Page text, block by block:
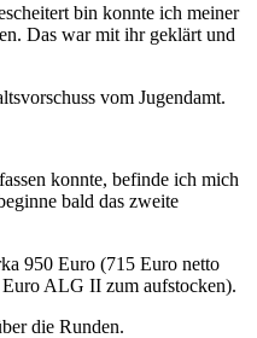
bin konnte ich meiner
Das war mit ihr geklärt und
vom Jugendamt.
konnte, befinde ich mich
bald das zweite
950 Euro (715 Euro netto
ALG II zum aufstocken).
die Runden.